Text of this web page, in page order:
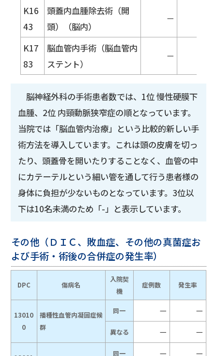
K16
43
頭蓋内血腫除去術（開
頭）（脳内）
－
K17
83
脳血管内手術（脳血管内
ステント）
－
脳神経外科の手術患者数では、1位 慢性硬膜下
血腫、2位 内頸動脈狭窄症の順となっています。
当院では「脳血管内治療」という比較的新しい手
術方法を導入しています。これは頭の皮膚を切っ
たり、頭蓋骨を開いたりすることなく、血管の中
にカテーテルという細い管を通して行う患者様の
身体に負担が少ないものとなっています。3位以
下は10名未満のため「-」と表示しています。
その他（ＤＩＣ、敗血症、その他の真菌症お
よび手術・術後の合併症の発生率）
DPC 傷病名
入院契
機
症例数 発生率
13010
0
播種性血管内凝固症候
群
同一 － －
異なる － －
同一 － －